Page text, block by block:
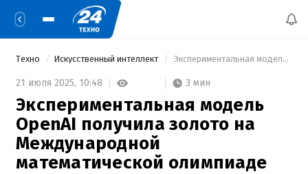
Техно Искусственный интеллект Экспериментальная модель OpenAI получила золото на Международной математической олимпиаде
21 июля 2025, 10:48 3 мин
Экспериментальная модель
OpenAI получила золото на
Международной
математической олимпиаде